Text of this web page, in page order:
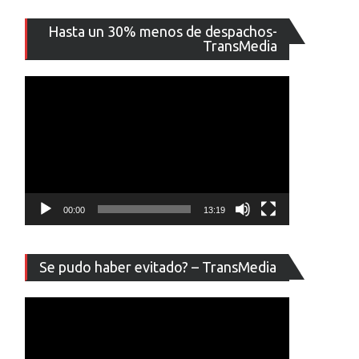
Hasta un 30% menos de despachos-
TransMedia
de
vídeo
00:00 13:19
Se pudo haber evitado? – TransMedia
de
vídeo